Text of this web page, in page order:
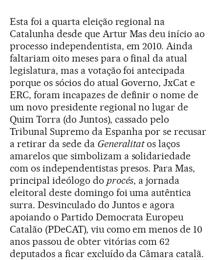
Esta foi a quarta eleição regional na
Catalunha desde que Artur Mas deu início ao
processo independentista, em 2010. Ainda
faltariam oito meses para o final da atual
legislatura, mas a votação foi antecipada
porque os sócios do atual Governo, JxCat e
ERC, foram incapazes de definir o nome de
um novo presidente regional no lugar de
Quim Torra (do Juntos), cassado pelo
Tribunal Supremo da Espanha por se recusar
a retirar da sede da Generalitatos laços
amarelos que simbolizam a solidariedade
com os independentistas presos. Para Mas,
principal ideólogo do procés, a jornada
eleitoral deste domingo foi uma autêntica
surra. Desvinculado do Juntos e agora
apoiando o Partido Democrata Europeu
Catalão (PDeCAT), viu como em menos de 10
anos passou de obter vitórias com 62
deputados a ficar excluído da Câmara catalã.